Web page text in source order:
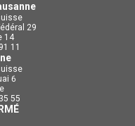
29
14
11
6
55